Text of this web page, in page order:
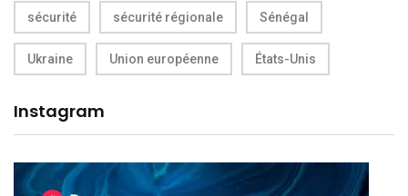
sécurité sécurité régionale Sénégal
Ukraine Union européenne États-Unis
Instagram